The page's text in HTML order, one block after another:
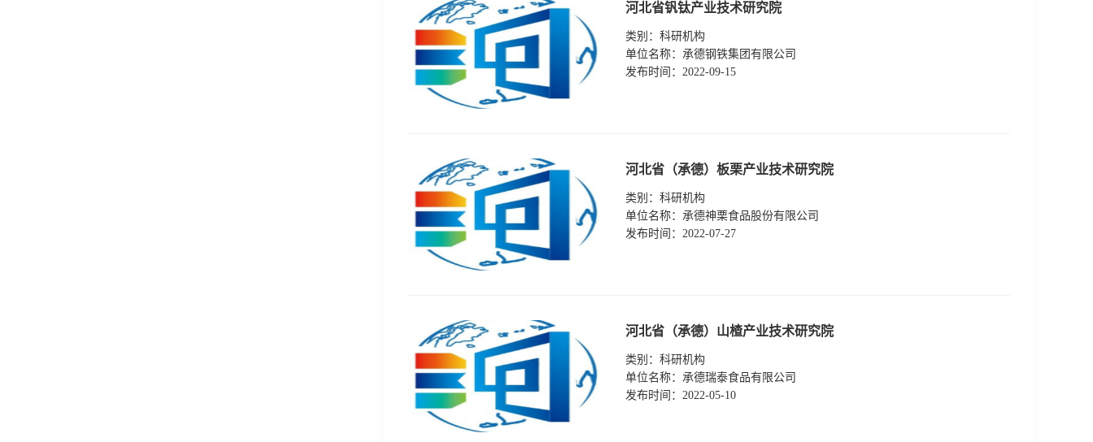
河北省钒钛产业技术研究院
类别： 科研机构
单位名称： 承德钢铁集团有限公司
发布时间： 2022-09-15
河北省（承德）板栗产业技术研究院
类别： 科研机构
单位名称： 承德神栗食品股份有限公司
发布时间： 2022-07-27
河北省（承德）山楂产业技术研究院
类别： 科研机构
单位名称： 承德瑞泰食品有限公司
发布时间： 2022-05-10